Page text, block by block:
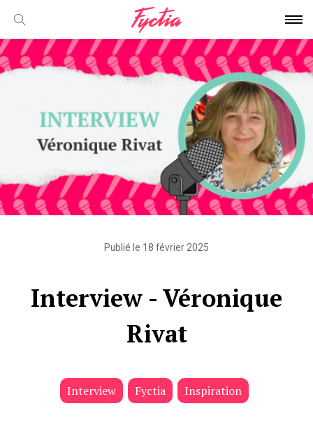
Interview - Véronique
Rivat
Interview Fyctia Inspiration
Publié le 18 février 2025